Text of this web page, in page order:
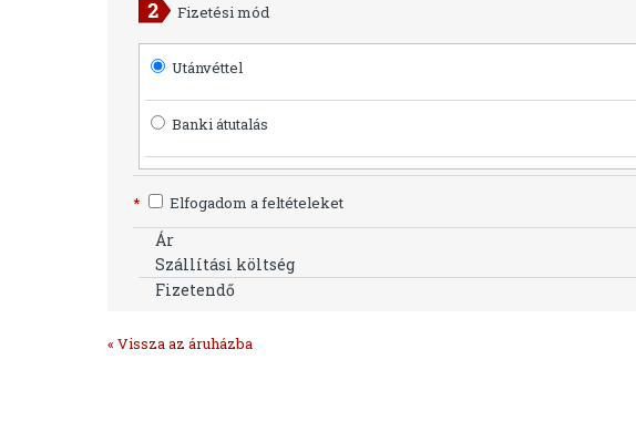
Fizetési mód
Utánvéttel
Banki átutalás
* Elfogadom a feltételeket
Ár
Szállítási költség
Fizetendő
« Vissza az áruházba